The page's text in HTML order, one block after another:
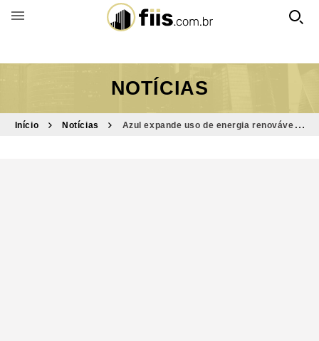
BUSCAR POR FUNDO
NOTÍCIAS
Início Notícias
Azul expande uso de energia renovável e